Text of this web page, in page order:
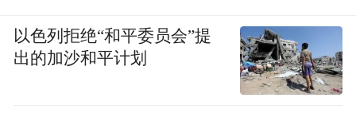
以色列拒绝“和平委员会”提
出的加沙和平计划